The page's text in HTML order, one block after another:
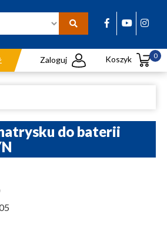
Zaloguj Koszyk 0
do baterii